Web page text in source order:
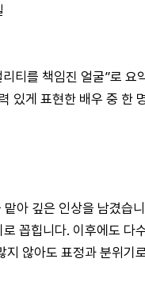
티를 책임진 얼굴”로 요
있게 표현한 배우 중 한
아 깊은 인상을 남겼습
꼽힙니다. 이후에도 다
않아도 표정과 분위기